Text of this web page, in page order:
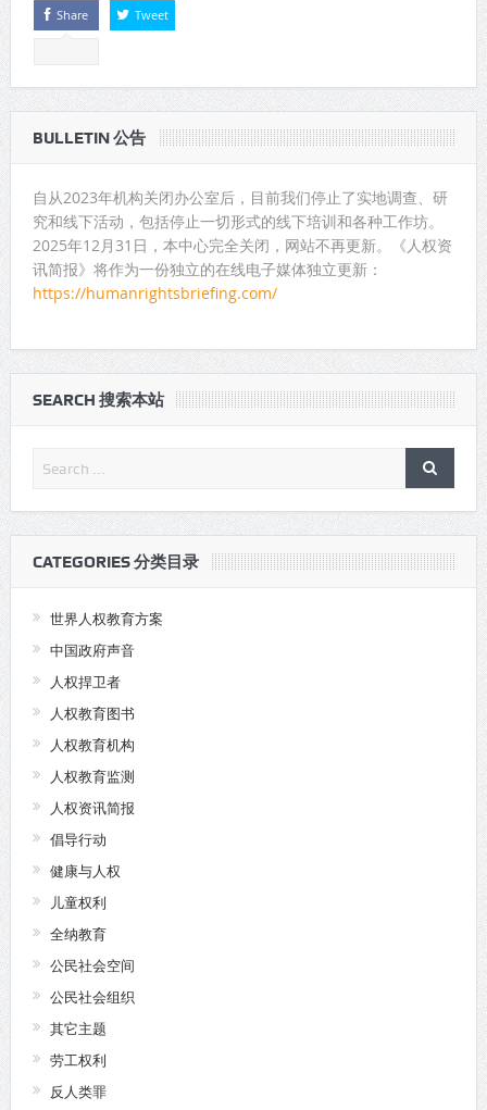
Share Tweet
BULLETIN 公告
自从2023年机构关闭办公室后，目前我们停止了实地调查、研
究和线下活动，包括停止一切形式的线下培训和各种工作坊。
2025年12月31日，本中心完全关闭，网站不再更新。《人权资
讯简报》将作为一份独立的在线电子媒体独立更新：
https://humanrightsbriefing.com/
SEARCH 搜索本站
CATEGORIES 分类目录
世界人权教育方案
中国政府声音
人权捍卫者
人权教育图书
人权教育机构
人权教育监测
人权资讯简报
倡导行动
健康与人权
儿童权利
全纳教育
公民社会空间
公民社会组织
其它主题
劳工权利
反人类罪